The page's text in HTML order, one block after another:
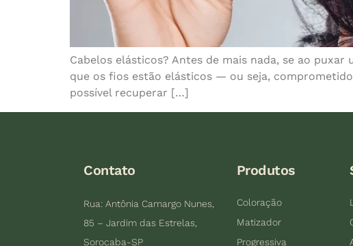
Cabelos elásticos? Antes de mais nada, se ao
que os fios estão elásticos — ou seja,
possível recuperar […]
Contato
Rua: Antônia Camargo Nunes,
85 – Jardim das Estrelas,
Sorocaba-SP
Produtos
Coloração
Matizador
Progressiva